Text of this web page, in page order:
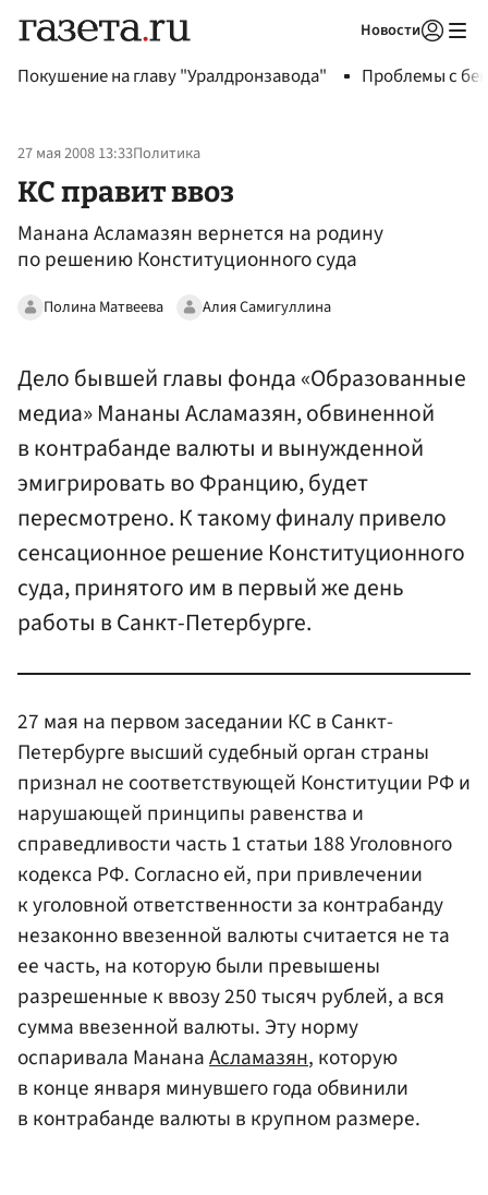
Новости
Покушение на главу "Уралдронзавода" Проблемы с
27 мая 2008 13:33Политика
КС правит ввоз
Манана Асламазян вернется на родину
по решению Конституционного суда
Полина Матвеева Алия Самигуллина
Дело бывшей главы фонда «Образованные
медиа» Мананы Асламазян, обвиненной
в контрабанде валюты и вынужденной
эмигрировать во Францию, будет
пересмотрено. К такому финалу привело
сенсационное решение Конституционного
суда, принятого им в первый же день
работы в Санкт-Петербурге.
27 мая на первом заседании КС в Санкт-
Петербурге высший судебный орган страны
признал не соответствующей Конституции РФ и
нарушающей принципы равенства и
справедливости часть 1 статьи 188 Уголовного
кодекса РФ. Согласно ей, при привлечении
к уголовной ответственности за контрабанду
незаконно ввезенной валюты считается не та
ее часть, на которую были превышены
разрешенные к ввозу 250 тысяч рублей, а вся
сумма ввезенной валюты. Эту норму
оспаривала МананаАсламазян, которую
в конце января минувшего года обвинили
в контрабанде валюты в крупном размере.